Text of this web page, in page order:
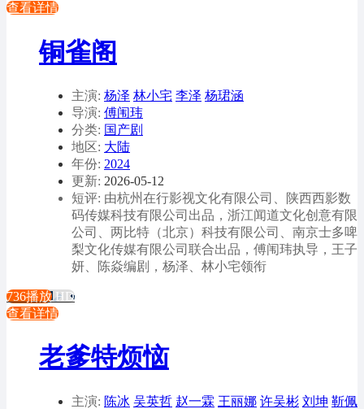
查看详情
铜雀阁
主演: 杨泽 林小宅 李泽 杨珺涵
导演: 傅闱玮
分类: 国产剧
地区: 大陆
年份: 2024
更新: 2026-05-12
短评: 由杭州在行影视文化有限公司、陕西西影数
码传媒科技有限公司出品，浙江闻道文化创意有限
公司、两比特（北京）科技有限公司、南京士多啤
梨文化传媒有限公司联合出品，傅闱玮执导，王子
妍、陈焱编剧，杨泽、林小宅领衔
736播放 HD
查看详情
老爹特烦恼
主演: 陈冰 吴英哲 赵一霖 王丽娜 许吴彬 刘坤 靳佩